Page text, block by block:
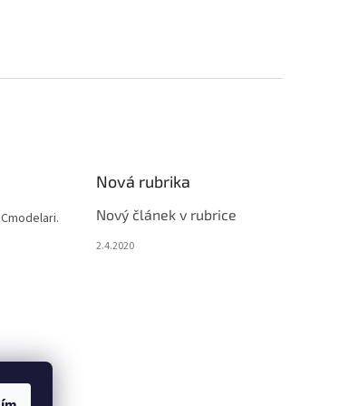
Nová rubrika
Nový článek v rubrice
2.4.2020